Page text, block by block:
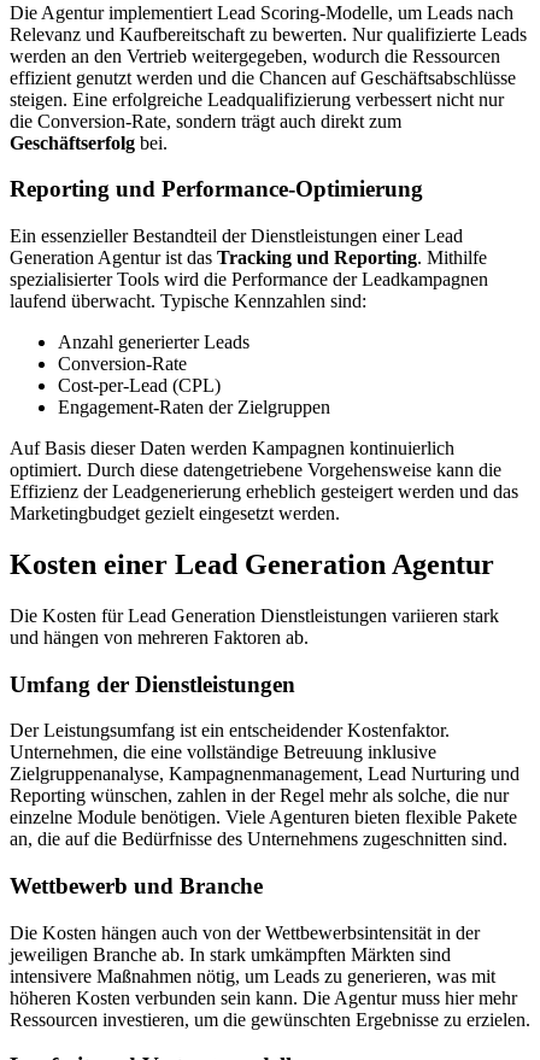
Die Agentur implementiert Lead Scoring-Modelle, um Leads nach
Relevanz und Kaufbereitschaft zu bewerten. Nur qualifizierte Leads
werden an den Vertrieb weitergegeben, wodurch die Ressourcen
effizient genutzt werden und die Chancen auf Geschäftsabschlüsse
steigen. Eine erfolgreiche Leadqualifizierung verbessert nicht nur
die Conversion-Rate, sondern trägt auch direkt zum
Geschäftserfolg bei.
Reporting und Performance-Optimierung
Ein essenzieller Bestandteil der Dienstleistungen einer Lead
Generation Agentur ist das Tracking und Reporting. Mithilfe
spezialisierter Tools wird die Performance der Leadkampagnen
laufend überwacht. Typische Kennzahlen sind:
Anzahl generierter Leads
Conversion-Rate
Cost-per-Lead (CPL)
Engagement-Raten der Zielgruppen
Auf Basis dieser Daten werden Kampagnen kontinuierlich
optimiert. Durch diese datengetriebene Vorgehensweise kann die
Effizienz der Leadgenerierung erheblich gesteigert werden und das
Marketingbudget gezielt eingesetzt werden.
Kosten einer Lead Generation Agentur
Die Kosten für Lead Generation Dienstleistungen variieren stark
und hängen von mehreren Faktoren ab.
Umfang der Dienstleistungen
Der Leistungsumfang ist ein entscheidender Kostenfaktor.
Unternehmen, die eine vollständige Betreuung inklusive
Zielgruppenanalyse, Kampagnenmanagement, Lead Nurturing und
Reporting wünschen, zahlen in der Regel mehr als solche, die nur
einzelne Module benötigen. Viele Agenturen bieten flexible Pakete
an, die auf die Bedürfnisse des Unternehmens zugeschnitten sind.
Wettbewerb und Branche
Die Kosten hängen auch von der Wettbewerbsintensität in der
jeweiligen Branche ab. In stark umkämpften Märkten sind
intensivere Maßnahmen nötig, um Leads zu generieren, was mit
höheren Kosten verbunden sein kann. Die Agentur muss hier mehr
Ressourcen investieren, um die gewünschten Ergebnisse zu erzielen.